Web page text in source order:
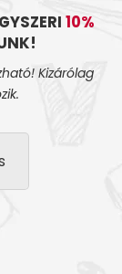
10%
Kizárólag